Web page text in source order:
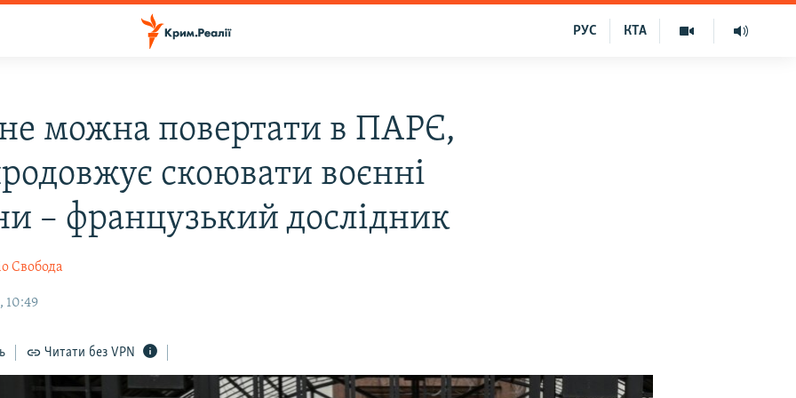
КТА
РУС
можна повертати в ПАРЄ,
скоювати воєнні
– французький дослідник
Свобода
10:49
Читати без VPN